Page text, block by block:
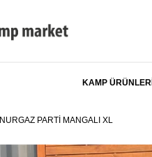
KAMP ÜRÜNLERİ
NURGAZ PARTİ MANGALI XL